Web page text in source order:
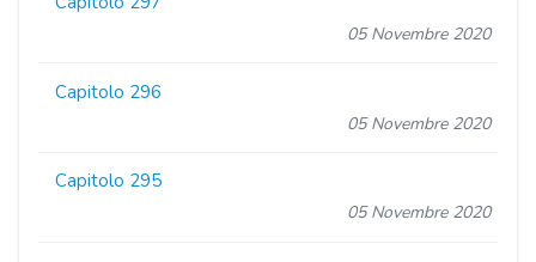
05 Novembre 2020
Capitolo 296
05 Novembre 2020
Capitolo 295
05 Novembre 2020